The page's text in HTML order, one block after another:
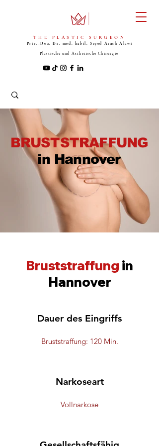
THE PLASTIC SURGEON
Priv.-Doz. Dr. med. habil. Seyed Arash Alawi
Plastische und Ästhetische Chirurgie
BRUSTSTRAFFUNG
in Hannover
Bruststraffung in
Hannover
Dauer des Eingriffs
Bruststraffung: 120 Min.
Narkoseart
Vollnarkose